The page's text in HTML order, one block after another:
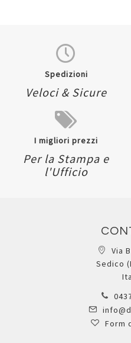
Spedizioni
Veloci & Sicure
I migliori prezzi
Per la Stampa e
l'Ufficio
Via
Sedico
Form